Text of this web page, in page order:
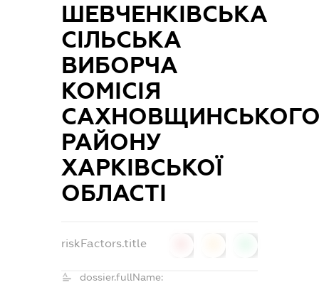
ШЕВЧЕНКІВСЬКА
СІЛЬСЬКА
ВИБОРЧА
КОМІСІЯ
РАЙОНУ
ХАРКІВСЬКОЇ
ОБЛАСТІ
riskFactors.title
dossier.fullName: